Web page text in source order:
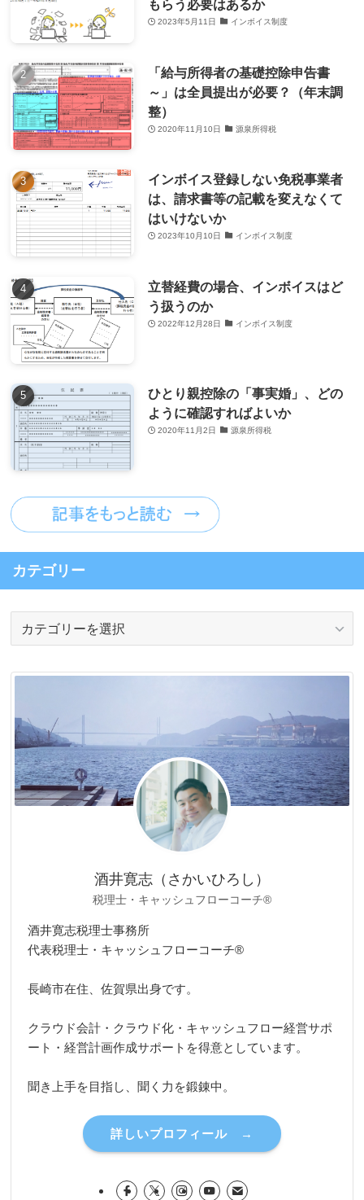
もらう必要はあるか
2023年5月11日 インボイス制度
「給与所得者の基礎控除申告書
～」は全員提出が必要？（年末調
整）
2020年11月10日 源泉所得税
インボイス登録しない免税事業者
は、請求書等の記載を変えなくて
はいけないか
2023年10月10日 インボイス制度
立替経費の場合、インボイスはど
う扱うのか
2022年12月28日 インボイス制度
ひとり親控除の「事実婚」、どの
ように確認すればよいか
2020年11月2日 源泉所得税
カテゴリー
リ
酒井寛志（さかいひろし）
税理士・キャッシュフローコーチ®
酒井寛志税理士事務所
代表税理士・キャッシュフローコーチ®
長崎市在住、佐賀県出身です。
クラウド会計・クラウド化・キャッシュフロー経営サポ
ート・経営計画作成サポートを得意としています。
聞き上手を目指し、聞く力を鍛錬中。
詳しいプロフィール →